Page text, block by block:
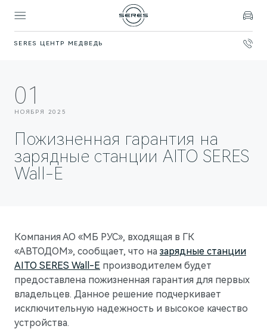
SERES
M5 Стильный спортивный кроссовер
от 5 800 000 ₽
ВЫБОР И ПОКУПКА
Спецпредложения
Записаться на тест-драйв
ФИНАНСЫ И УСЛУГИ
ПРАВОВАЯ ИНФОРМАЦИЯ
Правовые документы
СЕРВИС
Официальный сервис
Техническое обслуживание
Запасные части
Помощь на дороге
Гарантия
Руководства по эксплуатации
АКСЕССУАРЫ
О БРЕНДЕ
AITO SERES
О дилерском центре
Контакты
СОБЫТИЯ
Новости дилерского центра
Новости компании
СМИ о нас
SERES ЦЕНТР МЕДВЕДЬ
01
НОЯБРЯ 2025
Пожизненная гарантия на
зарядные станции AITO SERES
Wall-E
Компания АО «МБ РУС», входящая в ГК
«АВТОДОМ», сообщает, что на зарядные станции
AITO SERES Wall-E производителем будет
предоставлена пожизненная гарантия для первых
владельцев. Данное решение подчеркивает
исключительную надежность и высокое качество
устройства.